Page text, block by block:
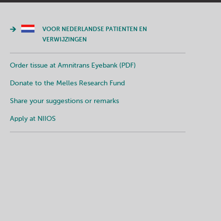
VOOR NEDERLANDSE PATIENTEN EN
VERWIJZINGEN
Order tissue at Amnitrans Eyebank (PDF)
Donate to the Melles Research Fund
Share your suggestions or remarks
Apply at NIIOS